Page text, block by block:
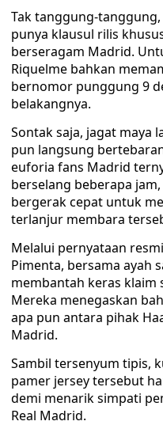
Tak tanggung-
punya klausul rilis
berseragam Madrid.
Riquelme bahkan
bernomor punggung 9
belakangnya.
Sontak saja, jagat maya
pun langsung
euforia fans Madrid
berselang beberapa
bergerak cepat untuk
terlanjur membara
Melalui pernyataan
Pimenta, bersama ayah
membantah keras klaim
Mereka menegaskan
apa pun antara pihak
Madrid.
Sambil tersenyum tipis,
pamer jersey tersebut
demi menarik simpati
Real Madrid.